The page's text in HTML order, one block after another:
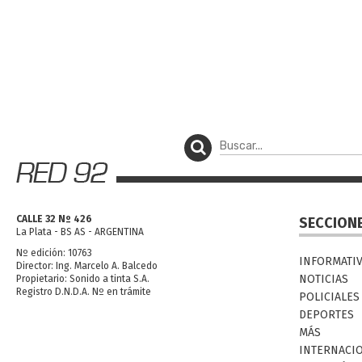
CALLE 32 Nº 426
La Plata - BS AS - ARGENTINA
Nº edición: 10763
Director: Ing. Marcelo A. Balcedo
Propietario: Sonido a tinta S.A.
Registro D.N.D.A. Nº en trámite
NOTICIAS
POLICIALES
DEPORTES
MÁS